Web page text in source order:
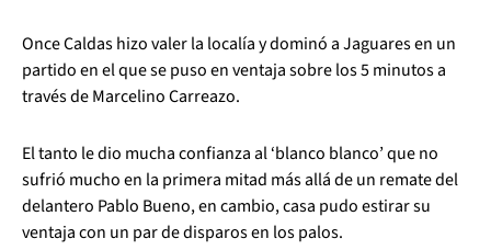
Once Caldas hizo valer la localía y dominó a Jaguares en un
partido en el que se puso en ventaja sobre los 5 minutos a
través de Marcelino Carreazo.
El tanto le dio mucha confianza al ‘blanco blanco’ que no
sufrió mucho en la primera mitad más allá de un remate del
delantero Pablo Bueno, en cambio, casa pudo estirar su
ventaja con un par de disparos en los palos.